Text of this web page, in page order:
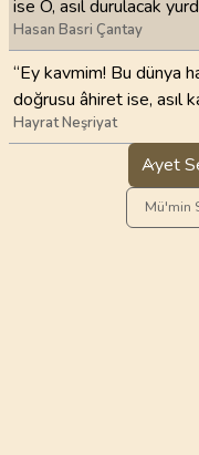
ise O, asıl durulacak
Hasan Basri Çantay
“Ey kavmim! Bu dünya
doğrusu âhiret ise, asıl
Hayrat Neşriyat
Ayet
Mü'min